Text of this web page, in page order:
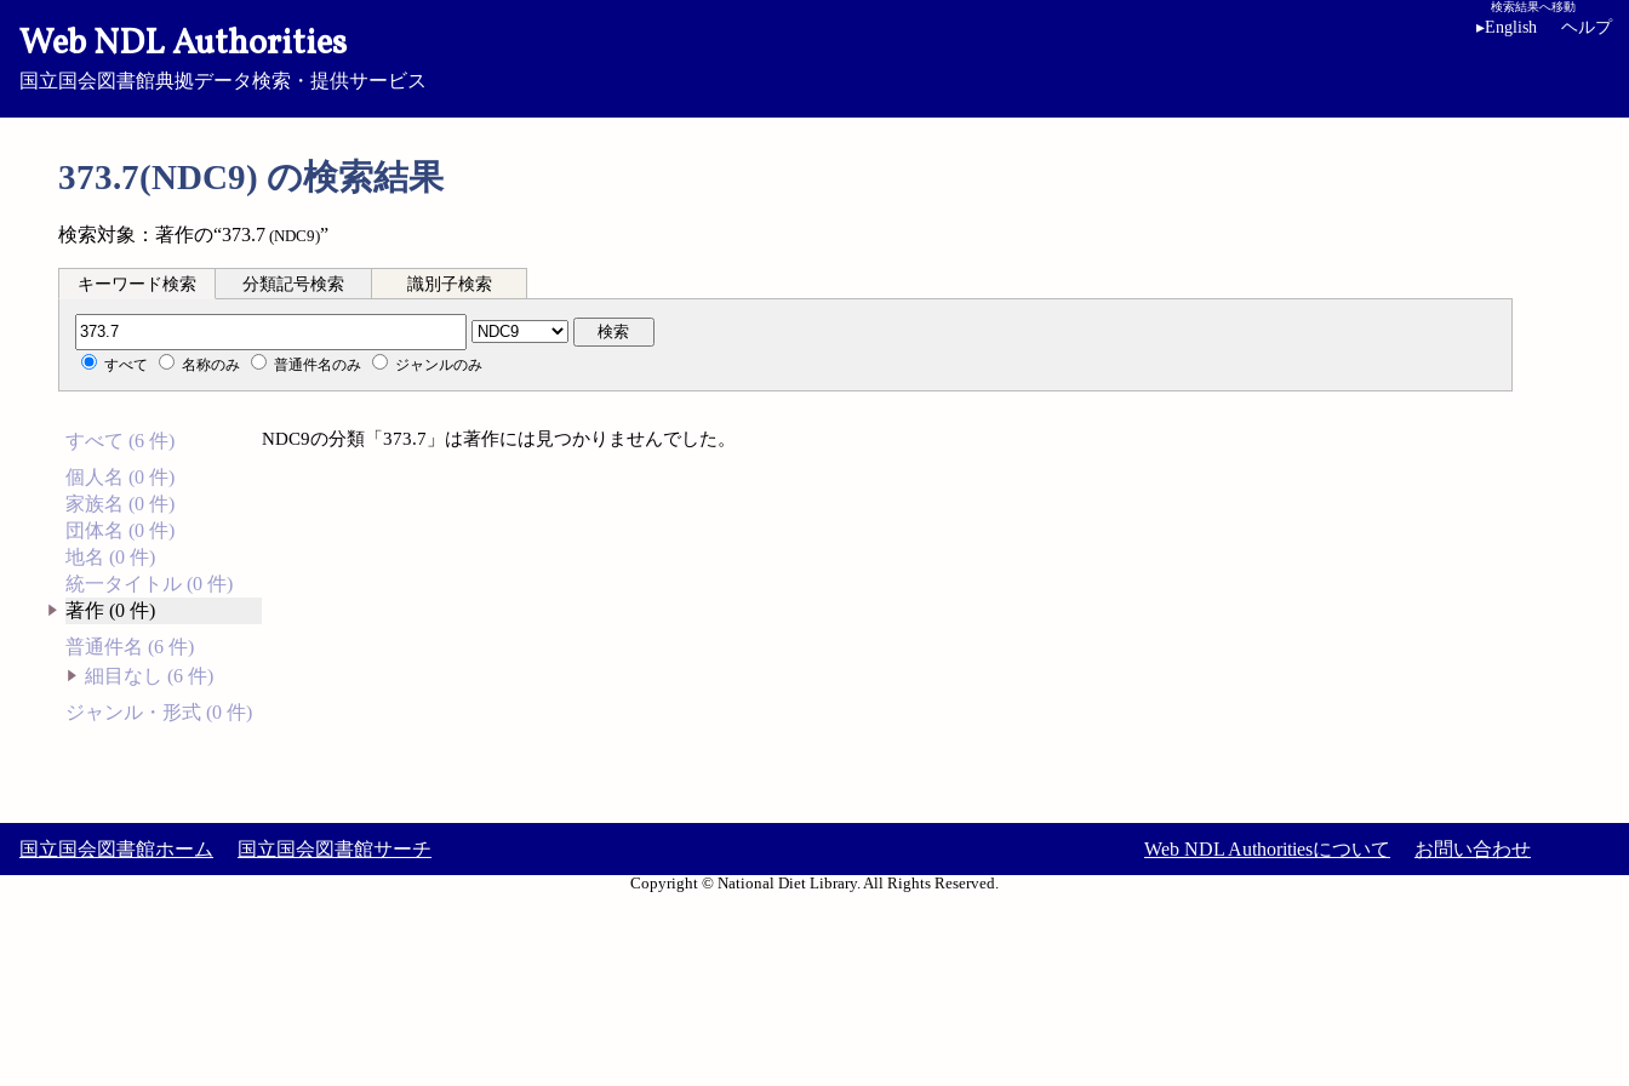
Web NDL Authorities
国立国会図書館典拠データ検索・提供サービス
検索結果へ移動
▸English ヘルプ
373.7(NDC9) の検索結果
検索対象：著作の“373.7 (NDC9)”
キーワード検索 分類記号検索 識別子検索
分類記号検索 検索
すべて 名称のみ 普通件名のみ ジャンルのみ
すべて (6 件)
個人名 (0 件)
家族名 (0 件)
団体名 (0 件)
地名 (0 件)
統一タイトル (0 件)
著作 (0 件)
普通件名 (6 件)
細目なし (6 件)
ジャンル・形式 (0 件)
NDC9の分類「373.7」は著作には見つかりませんでした。
国立国会図書館ホーム 国立国会図書館サーチ Web NDL Authoritiesについて お問い合わせ
Copyright © National Diet Library. All Rights Reserved.